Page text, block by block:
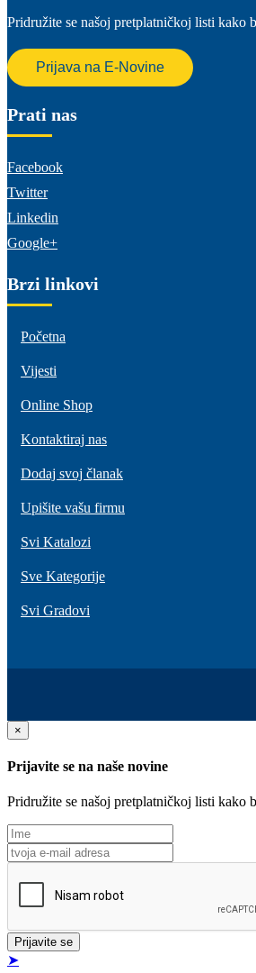
Pridružite se našoj pretplatničkoj listi kako
Prijava na E-Novine
Prati nas
Facebook
Twitter
Linkedin
Google+
Brzi linkovi
Početna
Vijesti
Online Shop
Kontaktiraj nas
Dodaj svoj članak
Upišite vašu firmu
Svi Katalozi
Sve Kategorije
Svi Gradovi
×
Prijavite se na naše novine
Pridružite se našoj pretplatničkoj listi kako
Prijavite se
➤